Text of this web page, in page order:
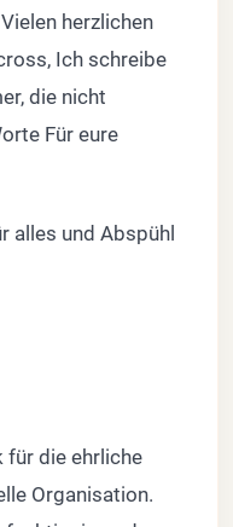
herzlichen
Ich schreibe
die nicht
Für eure
alles und Abspühl
für die ehrliche
Organisation.